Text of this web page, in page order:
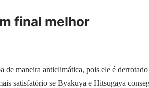
final melhor
de maneira anticlimática, pois ele é
satisfatório se Byakuya e Hitsugaya